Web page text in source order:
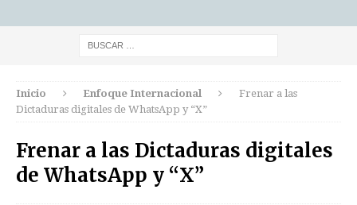
Inicio Enfoque Internacional
Frenar a las
Dictaduras digitales de WhatsApp y “X”
Frenar a las Dictaduras digitales
de WhatsApp y “X”